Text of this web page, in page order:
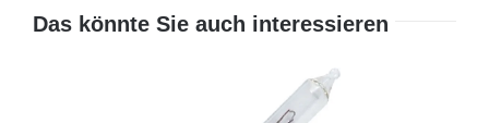
Das könnte Sie auch interessieren